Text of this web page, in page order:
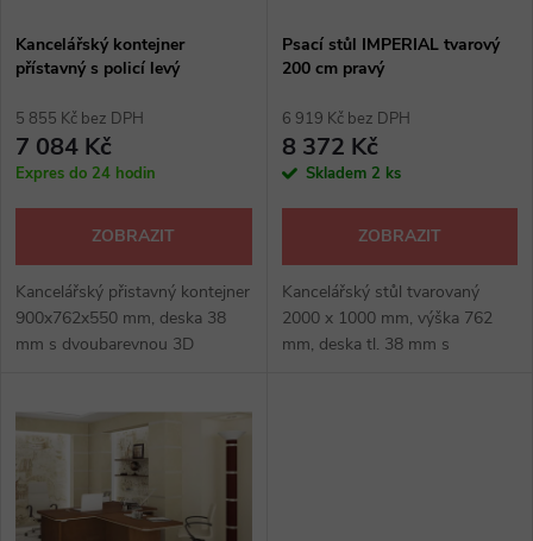
p
r
o
u
k
t
ů
s
p
r
o
d
u
t
ů
Kancelářský kontejner
přístavný s policí levý
5 855 Kč bez DPH
7 084 Kč
Expres do 24 hodin
ZOBRAZIT
Kancelářský přistavný kontejner
900x762x550 mm, deska 38
mm s dvoubarevnou 3D
zamykání, kovové úchytky,
kancelářské...
Psací stůl IMPERIAL tvarový
200 cm pravý
6 919 Kč bez DPH
8 372 Kč
Skladem 2 ks
ZOBRAZIT
Kancelářský stůl tvarovaný
2000 x 1000 mm, výška 762
mm, deska tl. 38 mm s